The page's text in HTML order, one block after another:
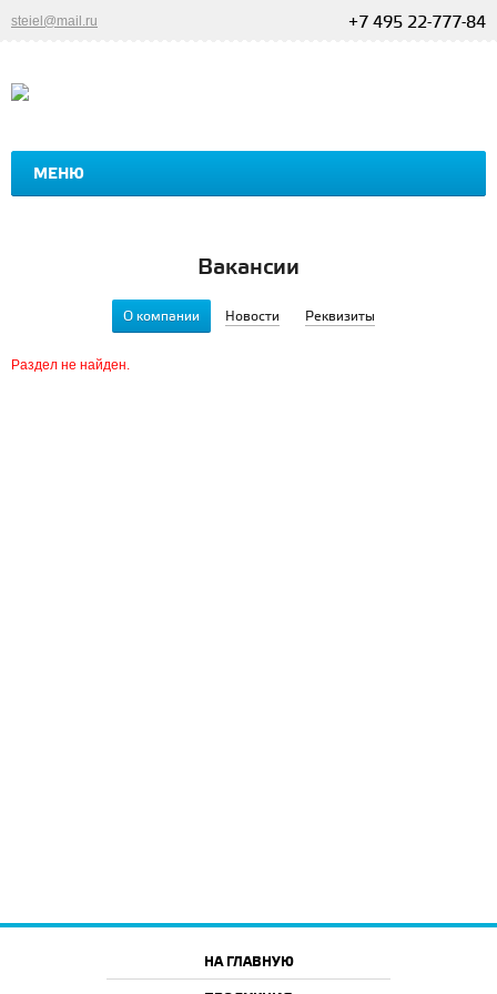
steiel@mail.ru +7 495 22-777-84
МЕНЮ
ГЛАВНАЯ
Вакансии
О компании Новости Реквизиты
Раздел не найден.
НА ГЛАВНУЮ